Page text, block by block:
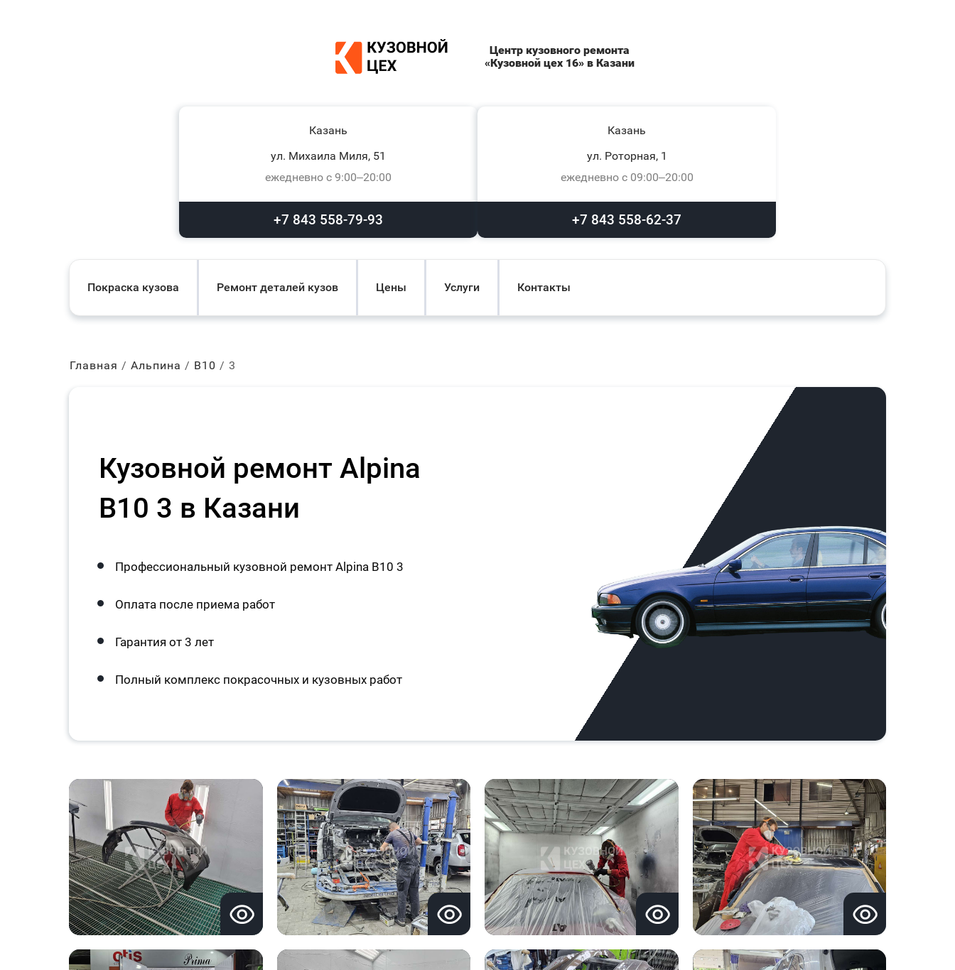
Центр кузовного ремонта
«Кузовной цех 16» в Казани
Казань
ул. Михаила Миля, 51
ежедневно с 9:00–20:00
+7 843 558-79-93
Казань
ул. Роторная, 1
ежедневно с 09:00–20:00
+7 843 558-62-37
Покраска кузова Ремонт деталей кузов Цены Услуги Контакты
Главная Альпина В10 3
Кузовной ремонт Alpina
B10 3 в Казани
Профессиональный кузовной ремонт Alpina B10 3
Оплата после приема работ
Гарантия от 3 лет
Полный комплекс покрасочных и кузовных работ